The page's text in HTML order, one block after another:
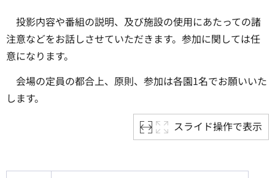
投影内容や番組の説明、及び施設の使用にあたっての諸
注意などをお話しさせていただきます。参加に関しては任
意になります。
会場の定員の都合上、原則、参加は各園1名でお願いいた
します。
スライド操作で表示